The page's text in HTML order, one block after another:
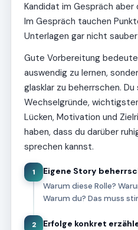
Kandidat im Gespräch
Im Gespräch tauchen
Unterlagen gar nicht
Gute Vorbereitung
auswendig zu lernen,
glasklar zu beherrschen.
Wechselgründe,
Lücken, Motivation und
haben, dass du darüber
sprechen kannst.
1 Eigene Story
Warum diese Rolle?
Warum du? Das muss
2 Erfolge konkret